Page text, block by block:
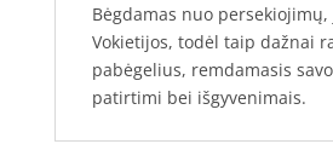
Bėgdamas nuo
Vokietijos, todėl taip dažnai
pabėgelius, remdamasis
patirtimi bei išgyvenimais.